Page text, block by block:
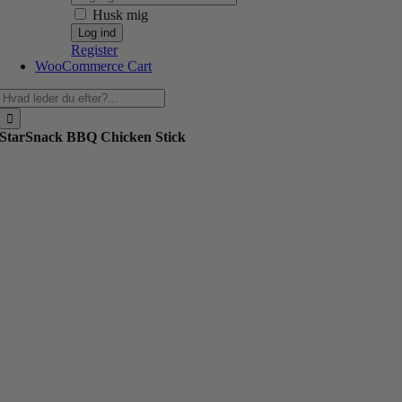
Husk mig
Register
WooCommerce Cart
StarSnack BBQ Chicken Stick